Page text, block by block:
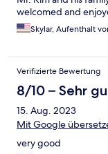
welcomed and
Skylar, Aufenthalt
Verifizierte Bewertung
8/10 – Sehr
15. Aug. 2023
Mit Google
very good